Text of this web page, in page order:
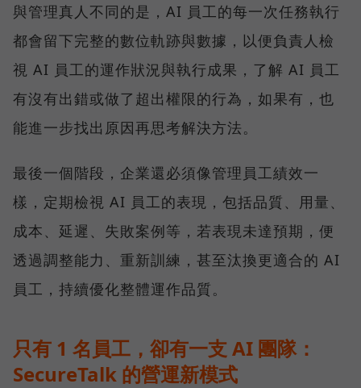
與管理真人不同的是，AI 員工的每一次任務執行
都會留下完整的數位軌跡與數據，以便負責人檢
視 AI 員工的運作狀況與執行成果，了解 AI 員工
有沒有出錯或做了超出權限的行為，如果有，也
能進一步找出原因再思考解決方法。
最後一個階段，企業還必須像管理員工績效一
樣，定期檢視 AI 員工的表現，包括品質、用量、
成本、延遲、失敗案例等，若表現未達預期，便
透過調整能力、重新訓練，甚至汰換更適合的 AI
員工，持續優化整體運作品質。
只有 1 名員工，卻有一支 AI 團隊：
SecureTalk 的營運新模式